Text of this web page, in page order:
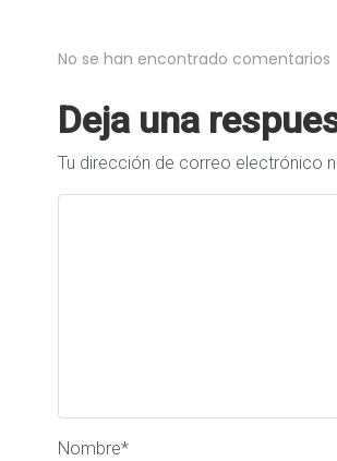
No se han encontrado comentarios
Deja una
Tu dirección de correo electrónico
Nombre*